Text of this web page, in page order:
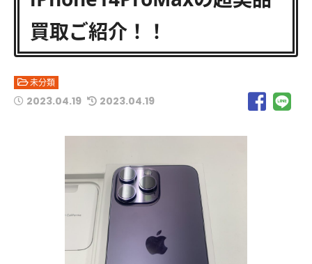
買取ご紹介！！
未分類
2023.04.19 2023.04.19